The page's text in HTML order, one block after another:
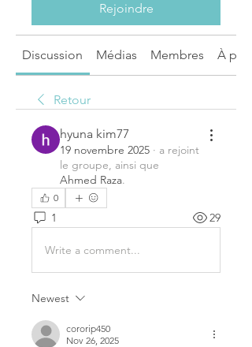
Rejoindre
Discussion Médias Membres À
Retour
hyuna kim77
19 novembre 2025 · a rejoint
le groupe, ainsi que
Ahmed Raza.
0
1 29
Write a comment...
Newest
cororip450
Nov 26, 2025